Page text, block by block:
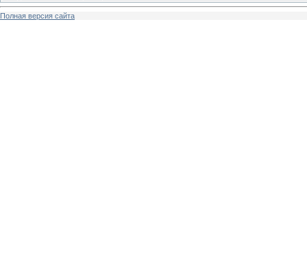
Полная версия сайта